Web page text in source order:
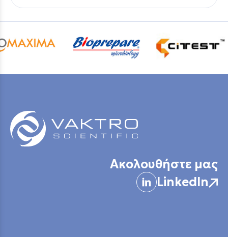
Ακολουθήστε μας
LinkedIn